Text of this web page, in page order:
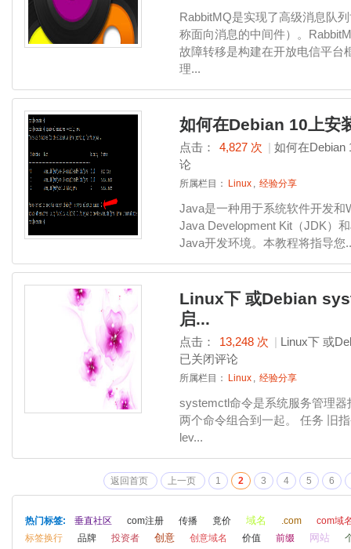
RabbitMQ是实现了高级消息队
称面向消息的中间件）。
故障转移是构建在开放电信平台
理...
如何在Debian 10上安
点击： 4,827 次 | 如何在Debian
论
所属栏目： Linux , 经验分享
Java是一种用于系统软件开发
Java Development Kit（JDK）
Java开发环境。本教程将指导您
Linux下 或Debian
启...
点击： 13,248 次 | Linux下 或
已关闭评论
所属栏目： Linux , 经验分享
systemctl命令是系统服务管理
两个命令组合到一起。 任务 旧
lev...
返回首页 上一页 1 2 3 4 5 6
热门标签: 垂直社区 com注册 传播 竟价 域名 .com
com域
标签换行
品牌 投资者 创意 创意域名 价值 前缀 网站